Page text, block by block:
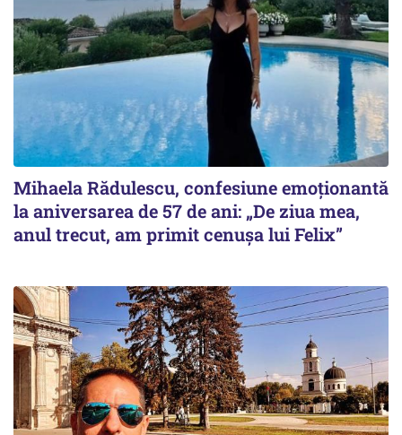
Mihaela Rădulescu, confesiune emoționantă
la aniversarea de 57 de ani: „De ziua mea,
anul trecut, am primit cenușa lui Felix”